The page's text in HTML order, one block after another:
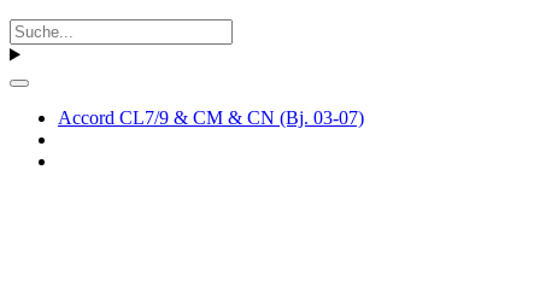
Accord CL7/9 & CM & CN (Bj. 03-07)